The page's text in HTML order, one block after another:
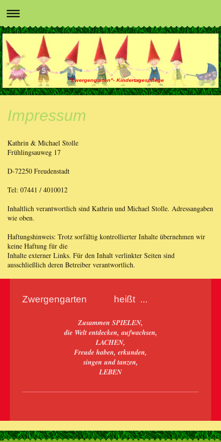
"Zwergengarten"- Kindertagespflege
Impressum
Kathrin & Michael Stolle
Frühlingsauweg 17
D-72250 Freudenstadt
Tel: 07441 / 4010012
Inhaltlich verantwortlich sind Kathrin und Michael Stolle. Adressangaben
wie oben.
Haftungshinweis: Trotz sorfältig kontrollierter Inhalte übernehmen wir
keine Haftung für die
Inhalte externer Links. Für den Inhalt verlinkter Seiten sind
ausschließlich deren Betreiber verantwortlich.
Zwergengarten heißt ...
Zusammen SPIELEN,
die Welt entdecken, aufwachsen,
LACHEN,
Freude haben, erkunden,
singen und tanzen,
LEBEN